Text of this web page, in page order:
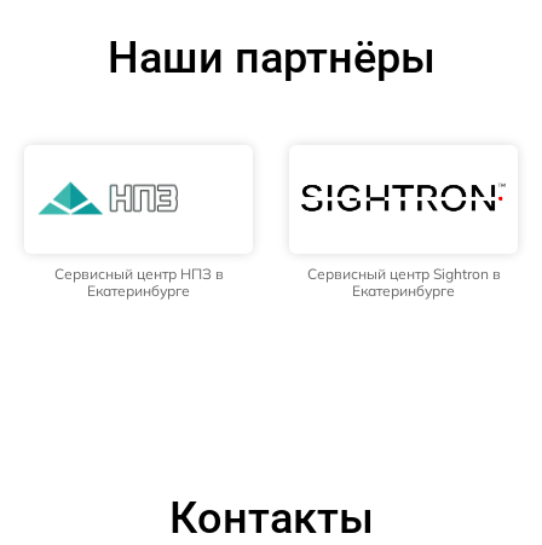
Наши партнёры
Сервисный центр НПЗ в
Екатеринбурге
Сервисный центр Sightron в
Екатеринбурге
Контакты